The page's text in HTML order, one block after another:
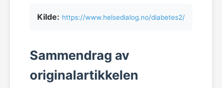
Kilde: https://www.helsedialog.no/diabetes2/
Sammendrag av
originalartikkelen